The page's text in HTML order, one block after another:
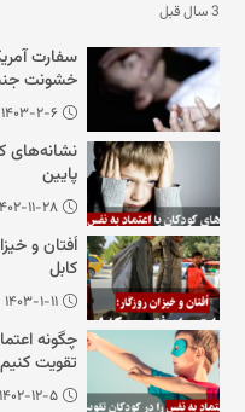
3 سال قبل
سفارت
خشونت
می‌کنیم
۱۴۰۳-۲-۶
نشانه‌های
پایین
۱۴۰۲-۱۱-
اُفتان و
کابل
۱۴۰۳-۱-۱۱
چگونه
تقویت
۱۴۰۲-۱۲-۵